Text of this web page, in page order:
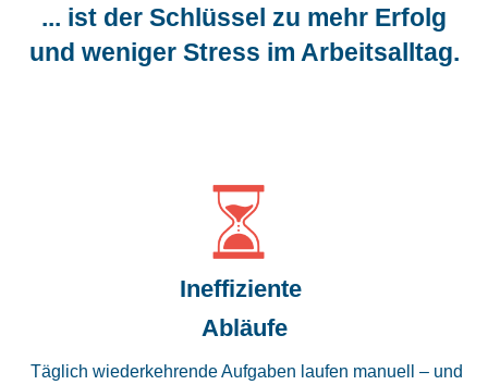
... ist der Schlüssel zu mehr Erfolg
und weniger Stress im Arbeitsalltag.
Ineffiziente
Abläufe
Täglich wiederkehrende Aufgaben laufen manuell – und